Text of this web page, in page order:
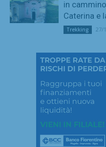
in
Caterina e
Trekking 27/